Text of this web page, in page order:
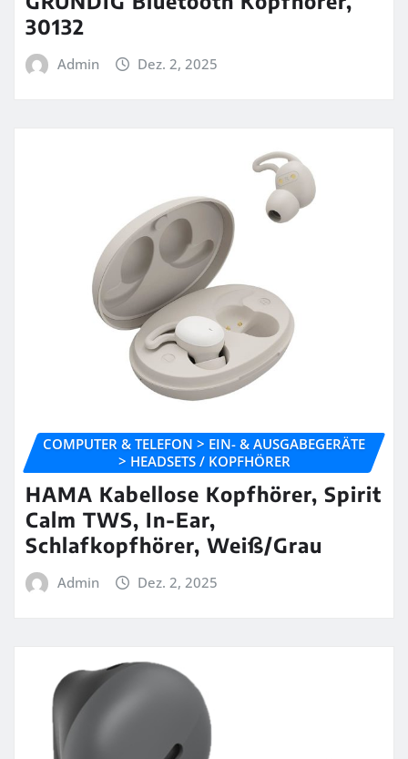
30132
Admin Dez. 2, 2025
COMPUTER & TELEFON > EIN- & AUSGABEGERÄTE
> HEADSETS / KOPFHÖRER
HAMA Kabellose Kopfhörer, Spirit
Calm TWS, In-Ear,
Schlafkopfhörer, Weiß/Grau
Admin Dez. 2, 2025